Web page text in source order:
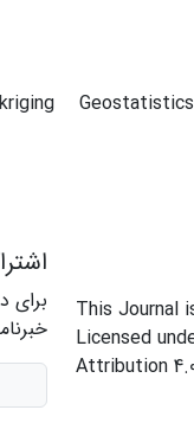
This Journal
Licensed
Attribution
برای